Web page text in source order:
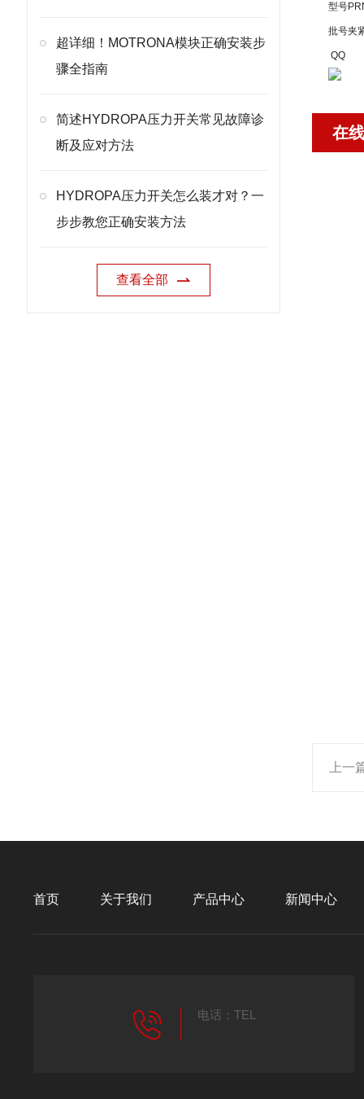
超详细！MOTRONA模块正确安装步
骤全指南
简述HYDROPA压力开关常见故障诊
断及应对方法
HYDROPA压力开关怎么装才对？一
步步教您正确安装方法
查看全部
型号
批号夹
QQ
在
上一
首页 关于我们 产品中心 新闻中心
电话：TEL